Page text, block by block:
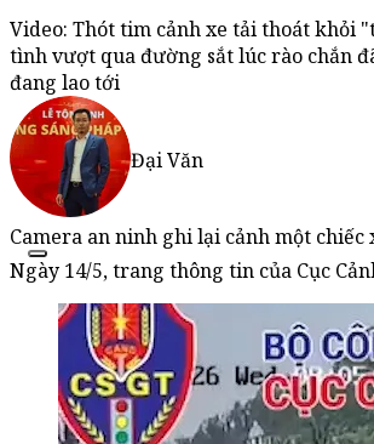
Video: Thót tim cảnh xe tải thoát khỏi
tình vượt qua đường sắt lúc rào chắn
đang lao tới
Đại Văn
Camera an ninh ghi lại cảnh một
Ngày 14/5, trang thông tin của Cục